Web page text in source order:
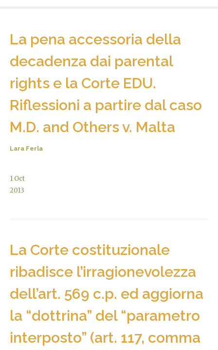
La pena accessoria della
decadenza dai parental
rights e la Corte EDU.
Riflessioni a partire dal caso
M.D. and Others v. Malta
Lara Ferla
1 Oct
2013
La Corte costituzionale
ribadisce l’irragionevolezza
dell’art. 569 c.p. ed aggiorna
la “dottrina” del “parametro
interposto” (art. 117, comma